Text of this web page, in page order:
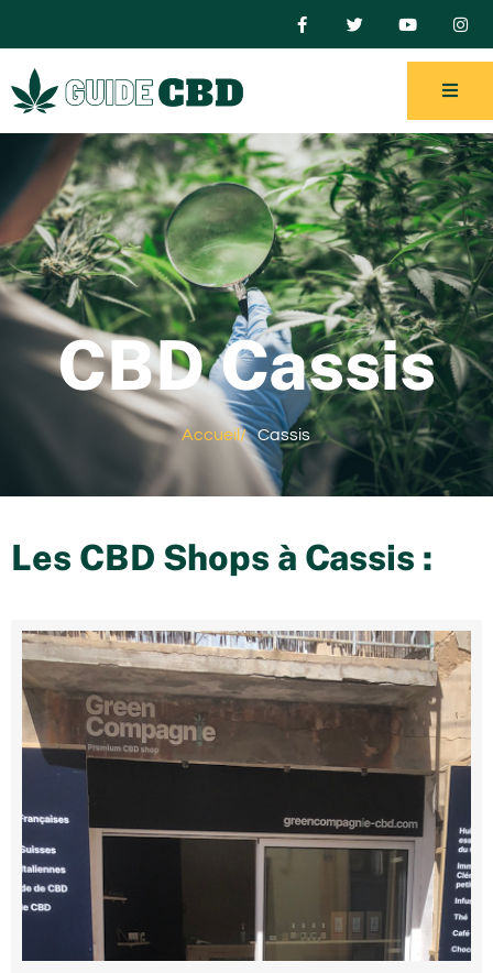
CBD Cassis
Accueil / Cassis
Les CBD Shops à Cassis :